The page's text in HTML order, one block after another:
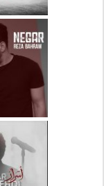
دانلود
خسروی
دانلود
بهرام